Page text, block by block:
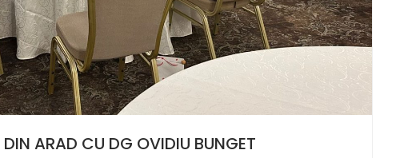
ARAD CU DG OVIDIU BUNGET